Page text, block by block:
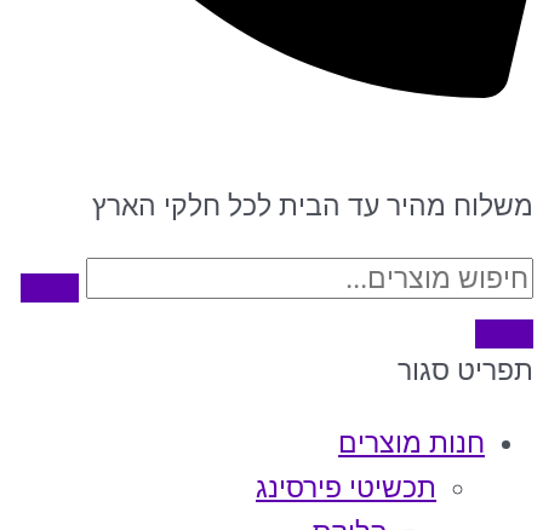
משלוח מהיר עד הבית לכל חלקי הארץ
תפריט סגור
חנות מוצרים
תכשיטי פירסינג